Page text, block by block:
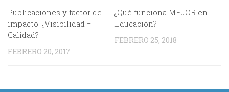
Publicaciones y factor de
impacto: ¿Visibilidad =
Calidad?
FEBRERO 20, 2017
¿Qué funciona MEJOR en
Educación?
FEBRERO 25, 2018